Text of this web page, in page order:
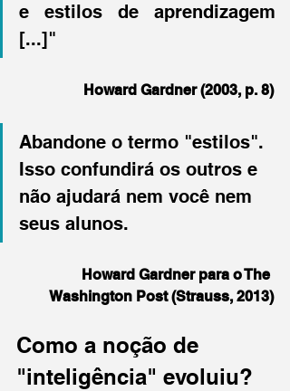
e estilos de aprendizagem
[...]"
Howard Gardner (2003, p. 8)
Abandone o termo "estilos".
Isso confundirá os outros e
não ajudará nem você nem
seus alunos.
Howard Gardner para o The
Washington Post (Strauss, 2013)
Como a noção de
"inteligência" evoluiu?